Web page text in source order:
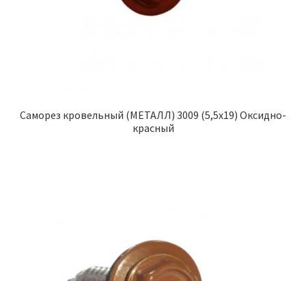
Саморез кровельный (МЕТАЛЛ) 3009 (5,5х19) Оксидно-
красный